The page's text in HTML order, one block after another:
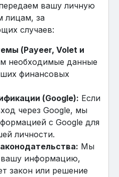
вашу личную
лицам, за
случаев:
(Payeer, Volet и
необходимые данные
финансовых
(Google): Если
через Google, мы
с Google для
личности.
Мы
информацию,
закон или решение